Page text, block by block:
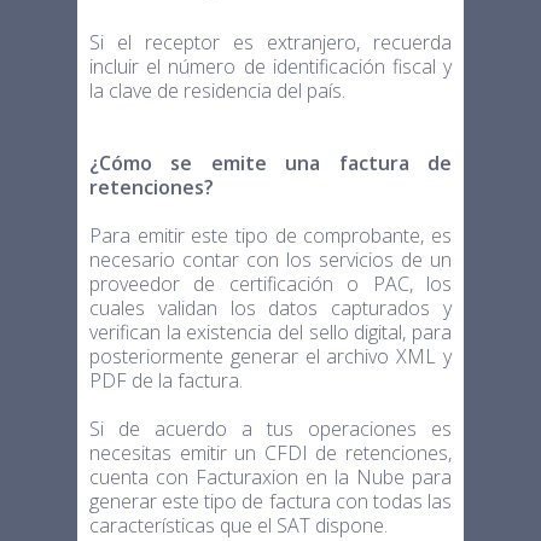
Si el receptor es extranjero, recuerda
incluir el número de identificación fiscal y
la clave de residencia del país.
¿Cómo se emite una factura de
retenciones?
Para emitir este tipo de comprobante, es
necesario contar con los servicios de un
proveedor de certificación o PAC, los
cuales validan los datos capturados y
verifican la existencia del sello digital, para
posteriormente generar el archivo XML y
PDF de la factura.
Si de acuerdo a tus operaciones es
necesitas emitir un CFDI de retenciones,
cuenta con Facturaxion en la Nube para
generar este tipo de factura con todas las
características que el SAT dispone.